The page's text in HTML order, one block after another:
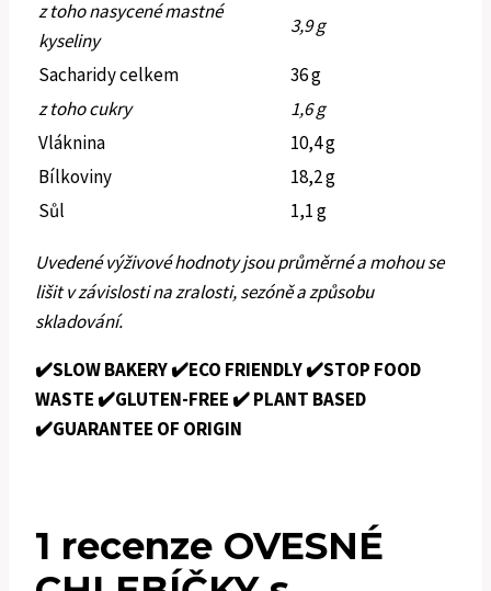
z toho nasycené mastné
kyseliny
3,9 g
Sacharidy celkem
36 g
z toho cukry
1,6 g
Vláknina
10,4 g
Bílkoviny
18,2 g
Sůl
1,1 g
Uvedené výživové hodnoty jsou průměrné a mohou se
lišit v závislosti na zralosti, sezóně a způsobu
skladování.
✔️SLOW BAKERY ✔️ECO FRIENDLY ✔️STOP FOOD
WASTE ✔️GLUTEN-FREE✔️ PLANT BASED
✔️GUARANTEE OF ORIGIN
1 recenze OVESNÉ